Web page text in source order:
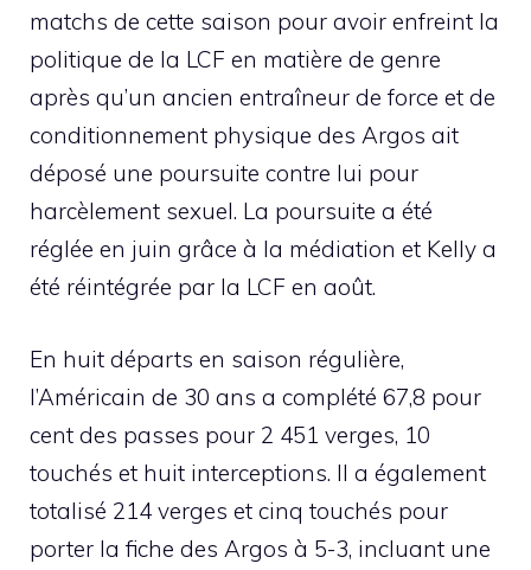
matchs de cette saison pour avoir enfreint la
politique de la LCF en matière de genre
après qu’un ancien entraîneur de force et de
conditionnement physique des Argos ait
déposé une poursuite contre lui pour
harcèlement sexuel. La poursuite a été
réglée en juin grâce à la médiation et Kelly a
été réintégrée par la LCF en août.
En huit départs en saison régulière,
l’Américain de 30 ans a complété 67,8 pour
cent des passes pour 2 451 verges, 10
touchés et huit interceptions. Il a également
totalisé 214 verges et cinq touchés pour
porter la fiche des Argos à 5-3, incluant une